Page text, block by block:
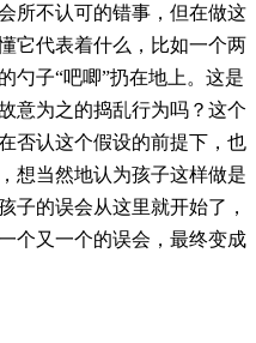
所不认可的错事，但在做这
它代表着什么，比如一个两
勺子“吧唧”扔在地上。这是
意为之的捣乱行为吗？这个
否认这个假设的前提下，也
想当然地认为孩子这样做是
子的误会从这里就开始了，
个又一个的误会，最终变成